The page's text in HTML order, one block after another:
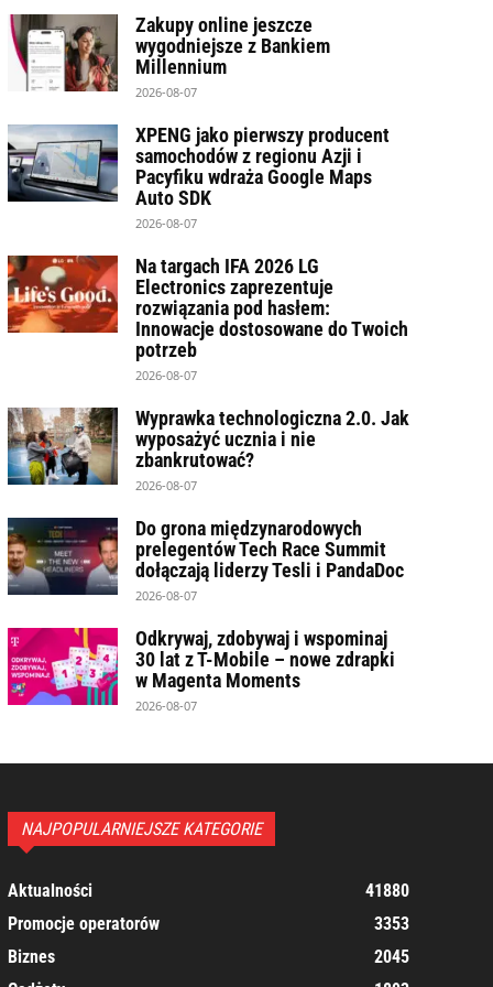
Zakupy online jeszcze
wygodniejsze z Bankiem
Millennium
2026-08-07
XPENG jako pierwszy producent
samochodów z regionu Azji i
Pacyfiku wdraża Google Maps
Auto SDK
2026-08-07
Na targach IFA 2026 LG
Electronics zaprezentuje
rozwiązania pod hasłem:
Innowacje dostosowane do Twoich
potrzeb
2026-08-07
Wyprawka technologiczna 2.0. Jak
wyposażyć ucznia i nie
zbankrutować?
2026-08-07
Do grona międzynarodowych
prelegentów Tech Race Summit
dołączają liderzy Tesli i PandaDoc
2026-08-07
Odkrywaj, zdobywaj i wspominaj
30 lat z T-Mobile – nowe zdrapki
w Magenta Moments
2026-08-07
NAJPOPULARNIEJSZE KATEGORIE
Aktualności
41880
Promocje operatorów
3353
Biznes
2045